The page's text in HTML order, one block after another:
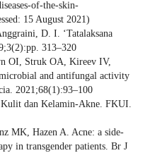
of-the-skin-
15 August 2021)
D. I. ‘Tatalaksana
313–320
OI, Struk OA, Kireev IV,
and antifungal activity
2021;68(1):93–100
dan Kelamin-Akne. FKUI.
MK, Hazen A. Acne: a side-
in transgender patients. Br J